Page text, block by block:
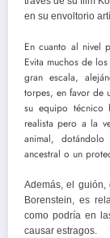
en su envoltorio
En cuanto al nivel
Evita muchos de
gran escala,
torpes, en favor de
su equipo técnico
realista pero a la
animal,
ancestral o un
Además, el guión,
Borenstein, es
como podría en
causar estragos.